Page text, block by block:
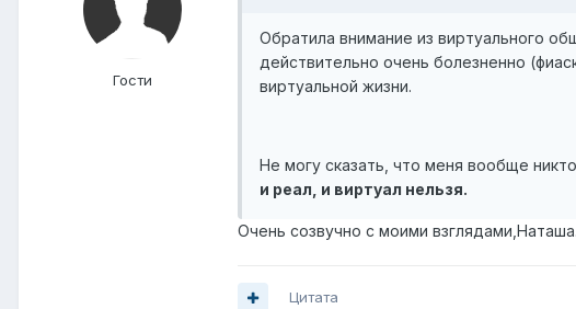
Гости
Обратила внимание из виртуального
действительно очень болезненно
виртуальной жизни.
Не могу сказать, что меня вообще
и реал, и виртуал нельзя.
Очень созвучно с моими взглядами,Наташа.
Цитата